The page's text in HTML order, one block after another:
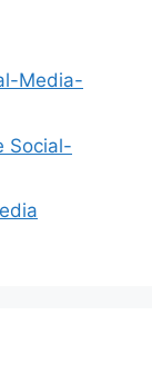
Media-
Social-